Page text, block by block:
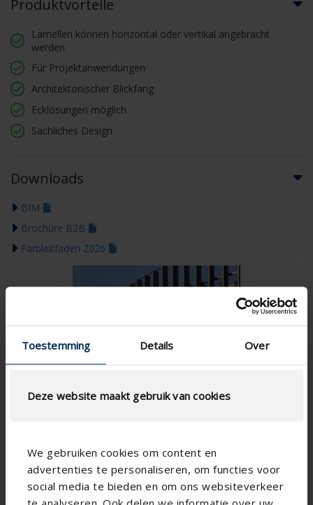
Toestemming Details Over
Deze website maakt gebruik van cookies
We gebruiken cookies om content en
advertenties te personaliseren, om functies voor
social media te bieden en om ons websiteverkeer
Produktvorteile
Lamellen können horizontal oder vertikal angebracht
werden
Für Projektanwendungen
Architektonischer Blickfang
Ecklösungen möglich
Sachliches Design
Downloads
BIM
Brochüre B2B
Farbleitfaden 2026